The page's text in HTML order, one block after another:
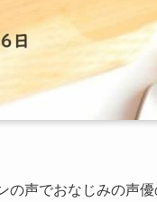
の声でおなじみの声優